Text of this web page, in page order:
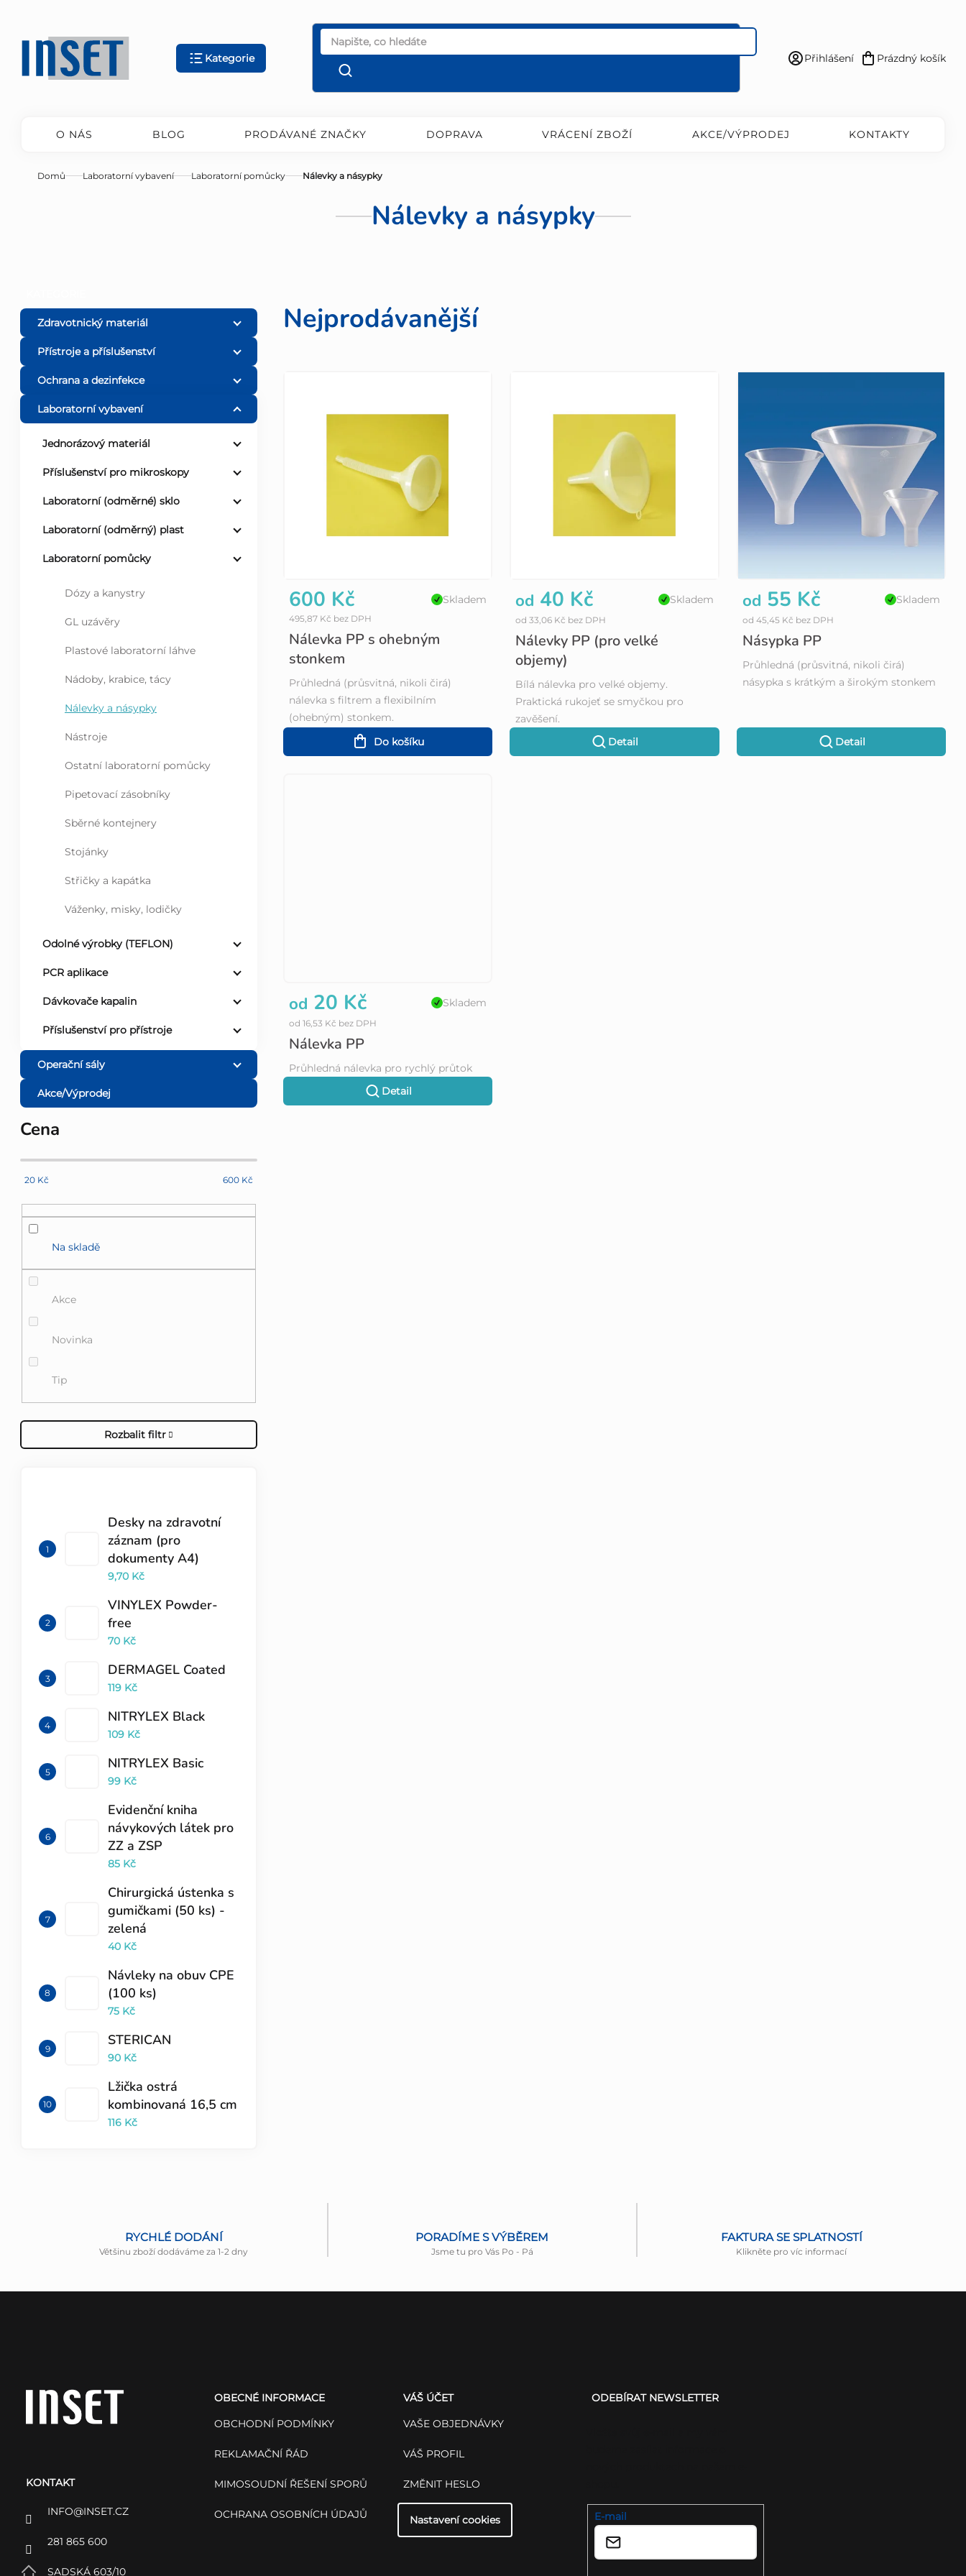
obsah
Kategorie
Přihlášení
Nákupní
Prázdný košík
O NÁS BLOG PRODÁVANÉ ZNAČKY DOPRAVA VRÁCENÍ ZBOŽÍ AKCE/VÝPRODEJ KONTAKTY
Domů Laboratorní vybavení Laboratorní pomůcky Nálevky a násypky
Nálevky a násypky
o
s
t
Zdravotnický materiál
Přístroje a příslušenství
Ochrana a dezinfekce
Laboratorní vybavení
Jednorázový materiál
Příslušenství pro mikroskopy
Laboratorní (odměrné) sklo
Laboratorní (odměrný) plast
Laboratorní pomůcky
Dózy a kanystry
GL uzávěry
Plastové laboratorní láhve
Nádoby, krabice, tácy
Nálevky a násypky
Nástroje
Ostatní laboratorní pomůcky
Pipetovací zásobníky
Sběrné kontejnery
Stojánky
Střičky a kapátka
Váženky, misky, lodičky
Odolné výrobky (TEFLON)
PCR aplikace
Dávkovače kapalin
Příslušenství pro přístroje
Operační sály
Akce/Výprodej
Cena
20 Kč 600 Kč
Na skladě
Akce
Novinka
Tip
Rozbalit filtr
Desky na zdravotní
záznam (pro
dokumenty A4)
9,70 Kč
VINYLEX Powder-
free
70 Kč
DERMAGEL Coated
119 Kč
NITRYLEX Black
109 Kč
NITRYLEX Basic
99 Kč
Evidenční kniha
návykových látek pro
ZZ a ZSP
85 Kč
Chirurgická ústenka s
gumičkami (50 ks) -
zelená
40 Kč
Návleky na obuv CPE
(100 ks)
75 Kč
STERICAN
90 Kč
Lžička ostrá
kombinovaná 16,5 cm
116 Kč
Nejprodávanější
r
o
d
u
k
Nálevka PP s ohebným
stonkem
Skladem
495,87 Kč bez DPH
600 Kč
Do košíku
Průhledná (průsvitná, nikoli čirá)
nálevka s filtrem a flexibilním
(ohebným) stonkem.
Nálevky PP (pro velké
objemy)
Skladem
od 33,06 Kč bez DPH
od 40 Kč
Detail
Bílá nálevka pro velké objemy.
Praktická rukojeť se smyčkou pro
zavěšení.
Násypka PP
Skladem
od 45,45 Kč bez DPH
od 55 Kč
Detail
Průhledná (průsvitná, nikoli čirá)
násypka s krátkým a širokým stonkem
Nálevka PP
Skladem
od 16,53 Kč bez DPH
od 20 Kč
Detail
Průhledná nálevka pro rychlý průtok
RYCHLÉ DODÁNÍ
Většinu zboží dodáváme za 1-2 dny
PORADÍME S VÝBĚREM
Jsme tu pro Vás Po - Pá
FAKTURA SE SPLATNOSTÍ
Klikněte pro víc informací
KONTAKT
INFO@INSET.CZ
281 865 600
SADSKÁ 603/10
OBECNÉ INFORMACE
OBCHODNÍ PODMÍNKY
REKLAMAČNÍ ŘÁD
MIMOSOUDNÍ ŘEŠENÍ SPORŮ
OCHRANA OSOBNÍCH ÚDAJŮ
VÁŠ ÚČET
VAŠE OBJEDNÁVKY
VÁŠ PROFIL
ZMĚNIT HESLO
Nastavení cookies
ODEBÍRAT NEWSLETTER
E-mail